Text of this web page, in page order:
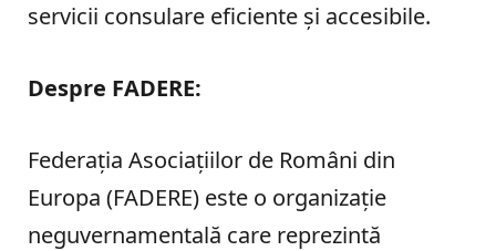
servicii consulare eficiente și accesibile.
Despre FADERE:
Federația Asociațiilor de Români din
Europa (FADERE) este o organizație
neguvernamentală care reprezintă